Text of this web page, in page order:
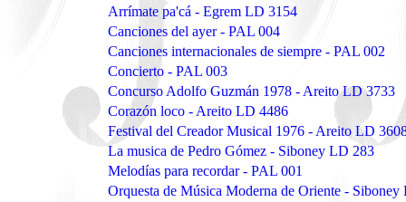
Arrímate pa'cá - Egrem LD 3154
Canciones del ayer - PAL 004
Canciones internacionales de siempre - PAL 002
Concierto - PAL 003
Concurso Adolfo Guzmán 1978 - Areito LD 3733
Corazón loco - Areito LD 4486
Festival del Creador Musical 1976 - Areito LD
La musica de Pedro Gómez - Siboney LD 283
Melodías para recordar - PAL 001
Orquesta de Música Moderna de Oriente -